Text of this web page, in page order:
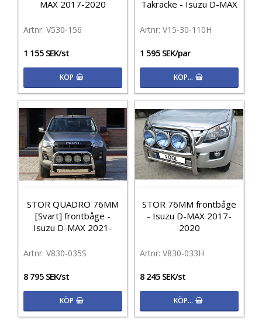
MAX 2017-2020
V530-156
1 155 SEK/st
KÖP
Takräcke - Isuzu D-MAX
V15-30-110H
1 595 SEK/par
KÖP…
STOR QUADRO 76MM
[Svart] frontbåge -
Isuzu D-MAX 2021-
V830-035S
8 795 SEK/st
KÖP
STOR 76MM frontbåge
- Isuzu D-MAX 2017-
2020
V830-033H
8 245 SEK/st
KÖP…